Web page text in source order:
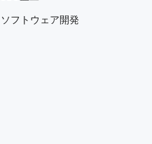
ソフトウェア開発